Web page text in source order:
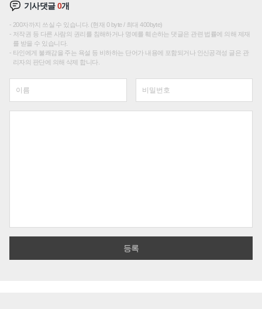
기사댓글0개
200자까지 쓰실 수 있습니다. (현재 0 byte / 최대 400byte)
저작권 등 다른 사람의 권리를 침해하거나 명예를 훼손하는 댓글은 관련 법률에 의해 제재
를 받을 수 있습니다.
타인에게 불쾌감을 주는 욕설 등 비하하는 단어가 내용에 포함되거나 인신공격성 글은 관
리자의 판단에 의해 삭제 합니다.